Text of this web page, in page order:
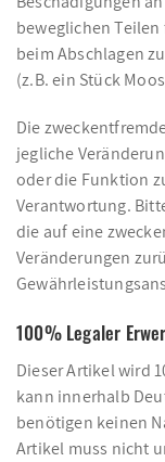
beweglichen
beim Abschlagen
(z.B. ein Stück
Die
jegliche
oder die Funktion
Verantwortung.
die auf eine
Veränderungen
100% Legaler
Dieser Artikel wird
kann innerhalb
benötigen keinen
Artikel muss nicht